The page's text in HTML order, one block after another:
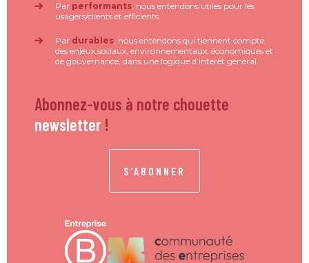
Par performants, nous entendons utiles pour les
usagers/clients et efficients.
Par durables, nous entendons qui tiennent compte
des enjeux sociaux, environnementaux, économiques et
de gouvernance, dans une logique d’intérêt général.
Abonnez-vous à notre chouette
newsletter !
S'ABONNER